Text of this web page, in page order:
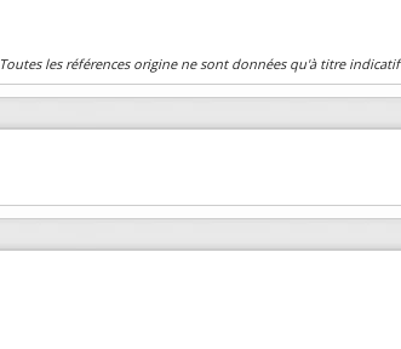
Toutes les références origine ne sont données qu'à titre indicatif